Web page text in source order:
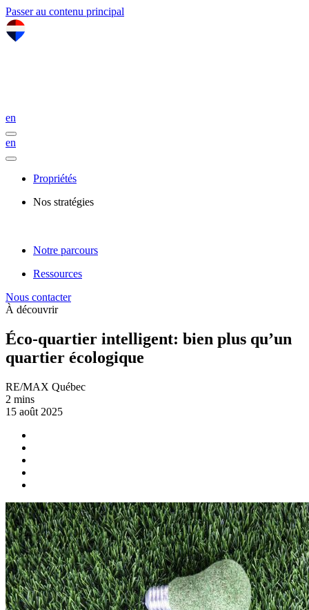
Passer au contenu principal
en
en
Propriétés
Nos stratégies
Notre parcours
Ressources
Nous contacter
À découvrir
Éco-quartier intelligent: bien plus qu’un
quartier écologique
RE/MAX Québec
2 mins
15 août 2025